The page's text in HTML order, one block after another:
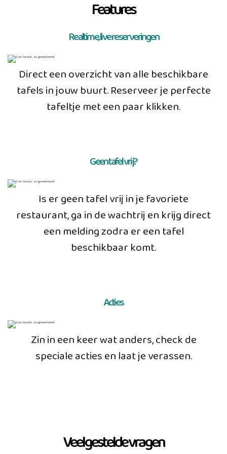
Features
Realtime, live reserveringen
Direct een overzicht van alle beschikbare
tafels in jouw buurt. Reserveer je perfecte
tafeltje met een paar klikken.
Geen tafel vrij?
Is er geen tafel vrij in je favoriete
restaurant, ga in de wachtrij en krijg direct
een melding zodra er een tafel
beschikbaar komt.
Acties
Zin in een keer wat anders, check de
speciale acties en laat je verassen.
Veelgestelde vragen